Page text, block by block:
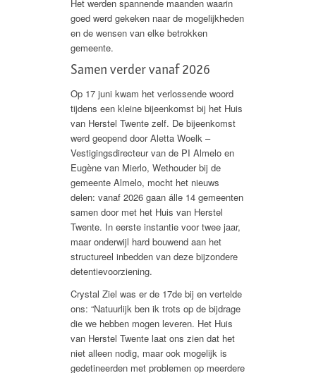
Het werden spannende maanden waarin
goed werd gekeken naar de mogelijkheden
en de wensen van elke betrokken
gemeente.
Samen verder vanaf 2026
Op 17 juni kwam het verlossende woord
tijdens een kleine bijeenkomst bij het Huis
van Herstel Twente zelf. De bijeenkomst
werd geopend door Aletta Woelk –
Vestigingsdirecteur van de PI Almelo en
Eugène van Mierlo, Wethouder bij de
gemeente Almelo, mocht het nieuws
delen: vanaf 2026 gaan álle 14 gemeenten
samen door met het Huis van Herstel
Twente. In eerste instantie voor twee jaar,
maar onderwijl hard bouwend aan het
structureel inbedden van deze bijzondere
detentievoorziening.
Crystal Ziel was er de 17de bij en vertelde
ons: “Natuurlijk ben ik trots op de bijdrage
die we hebben mogen leveren. Het Huis
van Herstel Twente laat ons zien dat het
niet alleen nodig, maar ook mogelijk is
gedetineerden met problemen op meerdere